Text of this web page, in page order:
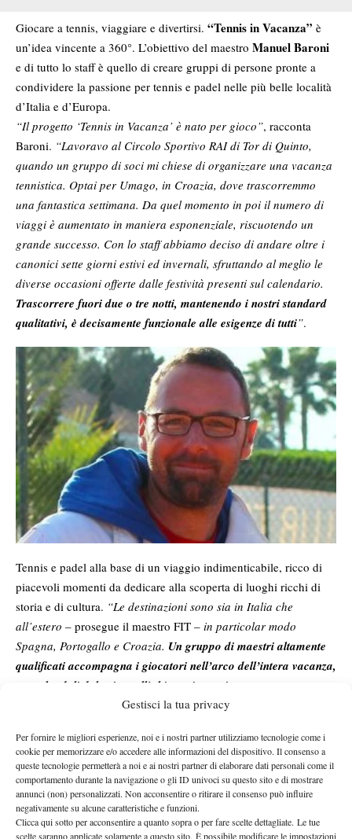
Gestisci la tua privacy
Per fornire le migliori esperienze, noi e i nostri partner utilizziamo tecnologie come i
cookie per memorizzare e/o accedere alle informazioni del dispositivo. Il consenso a
queste tecnologie permetterà a noi e ai nostri partner di elaborare dati personali come il
comportamento durante la navigazione o gli ID univoci su questo sito e di mostrare
annunci (non) personalizzati. Non acconsentire o ritirare il consenso può influire
negativamente su alcune caratteristiche e funzioni.
Clicca qui sotto per acconsentire a quanto sopra o per fare scelte dettagliate. Le tue
scelte saranno applicate solamente a questo sito. È possibile modificare le impostazioni
Giocare a tennis, viaggiare e divertirsi. “Tennis in Vacanza” è
un’idea vincente a 360°. L’obiettivo del maestro Manuel Baroni
e di tutto lo staff è quello di creare gruppi di persone pronte a
condividere la passione per tennis e padel nelle più belle località
d’Italia e d’Europa.
“Il progetto ‘Tennis in Vacanza’ è nato per gioco”, racconta
Baroni. “Lavoravo al Circolo Sportivo RAI di Tor di Quinto,
quando un gruppo di soci mi chiese di organizzare una vacanza
tennistica. Optai per Umago, in Croazia, dove trascorremmo
una fantastica settimana. Da quel momento in poi il numero di
viaggi è aumentato in maniera esponenziale, riscuotendo un
grande successo. Con lo staff abbiamo deciso di andare oltre i
canonici sette giorni estivi ed invernali, sfruttando al meglio le
diverse occasioni offerte dalle festività presenti sul calendario.
Trascorrere fuori due o tre notti, mantenendo i nostri standard
qualitativi, è decisamente funzionale alle esigenze di tutti”.
Tennis e padel alla base di un viaggio indimenticabile, ricco di
piacevoli momenti da dedicare alla scoperta di luoghi ricchi di
storia e di cultura. “Le destinazioni sono sia in Italia che
all’estero – prosegue il maestro FIT – in particolar modo
Spagna, Portogallo e Croazia. Un gruppo di maestri altamente
qualificati accompagna i giocatori nell’arco dell’intera vacanza,
coccolandoli dal primo all’ultimo giorno, in stretto contatto con
lo staff fornito dalle strutture ospitanti. Sport, arricchimento
Un’organizzazione impeccabile, che sin dalla scelta del nome
non ha lasciato nulla al caso.“Il tennis ed il padel sono al centro
della nostra idea. Ho scelto di posporre la parola “vacanza”
proprio al fine di dare maggior risalto all’attività sportiva.
L’aspetto del gruppo è senza dubbio la carta vincente. Offrire al